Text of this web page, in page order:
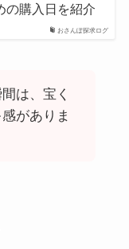
おさんぽ探求ログ
の購入日を紹介
は、宝く
がありま